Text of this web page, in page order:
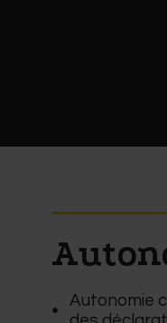
Autonomie